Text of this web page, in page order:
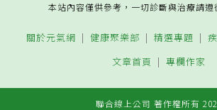
本站內容僅供參考，一切診斷與治療請遵
關於元氣網 健康聚樂部 精選專題
文章首頁
專欄作家
聯合線上公司 著作權所有